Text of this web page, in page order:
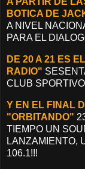
BOTICA DE
A NIVEL
PARA EL
DE 20 A 21 ES
RADIO"
CLUB
Y EN EL FINAL
"ORBITANDO"
TIEMPO UN
LANZAMIENTO,
106.1!!!